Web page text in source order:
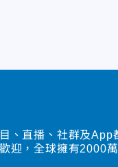
、直播、社群及App
迎，全球擁有2000萬